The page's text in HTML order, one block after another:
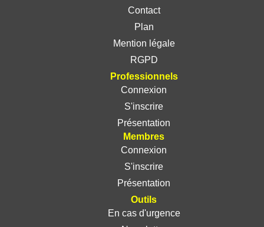
Contact
Plan
Mention légale
RGPD
Professionnels
Connexion
S'inscrire
Présentation
Membres
Connexion
S'inscrire
Présentation
Outils
En cas d'urgence